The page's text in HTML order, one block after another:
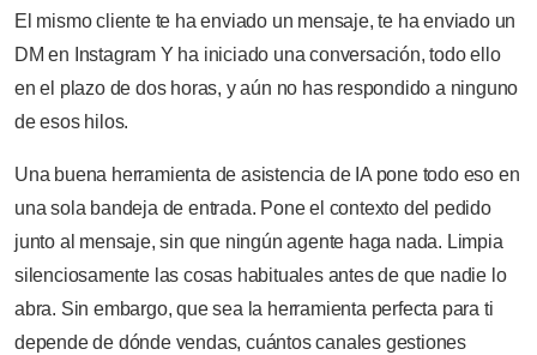
El mismo cliente te ha enviado un mensaje, te ha enviado un
DM en Instagram Y ha iniciado una conversación, todo ello
en el plazo de dos horas, y aún no has respondido a ninguno
de esos hilos.
Una buena herramienta de asistencia de IA pone todo eso en
una sola bandeja de entrada. Pone el contexto del pedido
junto al mensaje, sin que ningún agente haga nada. Limpia
silenciosamente las cosas habituales antes de que nadie lo
abra. Sin embargo, que sea la herramienta perfecta para ti
depende de dónde vendas, cuántos canales gestiones